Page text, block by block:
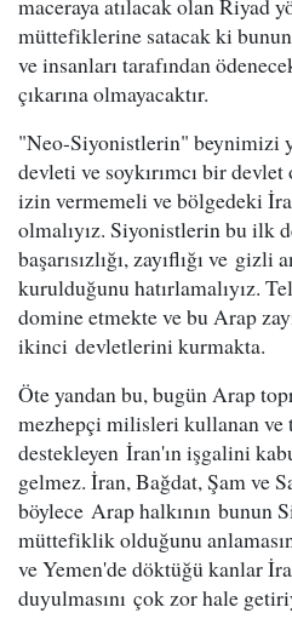
maceraya atılacak olan Riyad
müttefiklerine satacak ki
ve insanları tarafından
çıkarına olmayacaktır.
"Neo-Siyonistlerin" beynimizi
devleti ve soykırımcı bir
izin vermemeli ve bölgedeki
olmalıyız. Siyonistlerin bu ilk
başarısızlığı, zayıflığı ve gizli
kurulduğunu hatırlamalıyız.
domine etmekte ve bu Arap
ikinci devletlerini kurmakta.
Öte yandan bu, bugün Arap
mezhepçi milisleri kullanan
destekleyen İran'ın işgalini
gelmez. İran, Bağdat, Şam ve
böylece Arap halkının bunun
müttefiklik olduğunu
ve Yemen'de döktüğü kanlar
duyulmasını çok zor hale